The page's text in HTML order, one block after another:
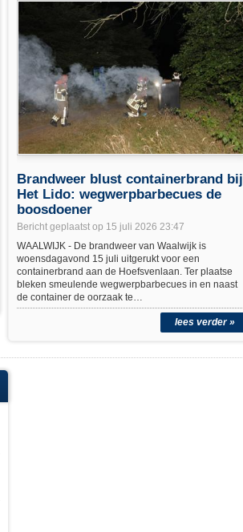
Brandweer blust containerbrand bij
Het Lido: wegwerpbarbecues de
boosdoener
Bericht geplaatst op 15 juli 2026 23:47
WAALWIJK - De brandweer van Waalwijk is
woensdagavond 15 juli uitgerukt voor een
containerbrand aan de Hoefsvenlaan. Ter plaatse
bleken smeulende wegwerpbarbecues in en naast
de container de oorzaak te…
lees verder »